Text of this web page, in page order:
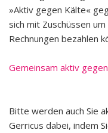
»Aktiv gegen Kälte«
sich mit Zuschüssen
Rechnungen bezahlen
Gemeinsam aktiv
Bitte werden auch Sie
Gerricus dabei, indem